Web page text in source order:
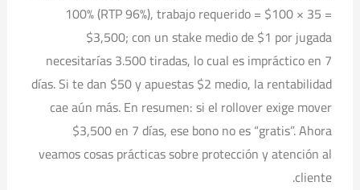
100% (RTP 96%), trabajo requerido = $100 × 35 =
$3,500; con un stake medio de $1 por jugada
necesitarías 3.500 tiradas, lo cual es impráctico en 7
días. Si te dan $50 y apuestas $2 medio, la rentabilidad
cae aún más. En resumen: si el rollover exige mover
$3,500 en 7 días, ese bono no es “gratis”. Ahora
veamos cosas prácticas sobre protección y atención al
cliente.